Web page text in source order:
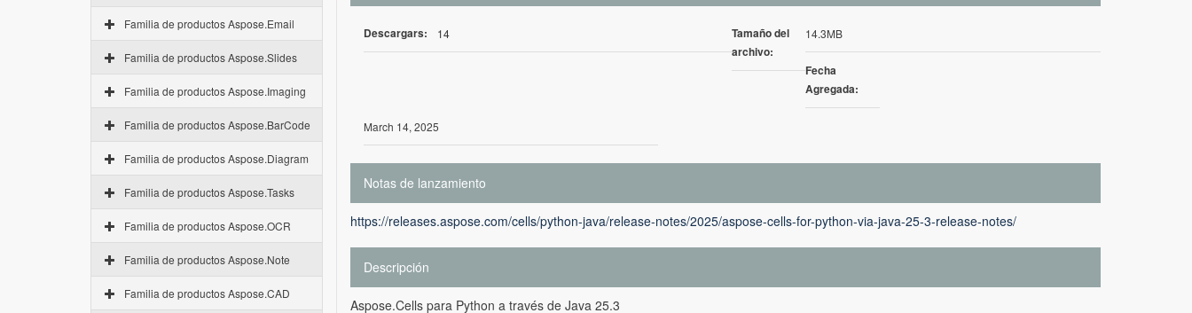
Familia de productos Aspose.Email
Familia de productos Aspose.Slides
Familia de productos Aspose.Imaging
Familia de productos Aspose.BarCode
Familia de productos Aspose.Diagram
Familia de productos Aspose.Tasks
Familia de productos Aspose.OCR
Familia de productos Aspose.Note
Familia de productos Aspose.CAD
Descargars: 14
Tamaño del
archivo:
14.3MB
Fecha
Agregada:
March 14, 2025
Notas de lanzamiento
https://releases.aspose.com/cells/python-java/release-notes/2025/aspose-cells-for-python-via-java-25-3-release-notes/
Descripción
Aspose.Cells para Python a través de Java 25.3